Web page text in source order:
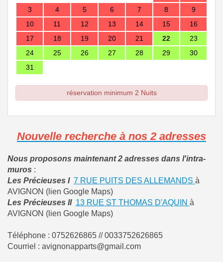
3
4 5 6 7 8
9
10
11 12 13 14 15
16
17
18 19 20 21 22
23
24
25 26 27 28 29
30
31
réservation minimum 2 Nuits
Nouvelle recherche à nos 2 adresses
Nous proposons maintenant 2 adresses dans l'intra-
muros :
Les Précieuses I 7 RUE PUITS DES ALLEMANDS à
AVIGNON (lien Google Maps)
Les Précieuses II 13 RUE ST THOMAS D'AQUIN à
AVIGNON (lien Google Maps)
Téléphone : 0752626865 // 0033752626865
Courriel : avignonapparts@gmail.com